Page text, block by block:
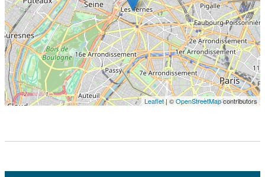
Leaflet| ©OpenStreetMapcontributors